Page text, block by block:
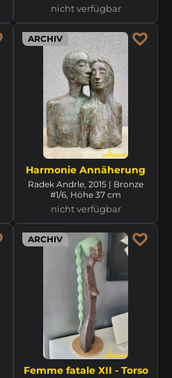
nicht verfügbar
ARCHIV
Harmonie Annäherung
Radek Andrle, 2015 | Bronze
#1/6, Höhe 37 cm
nicht verfügbar
ARCHIV
Femme fatale XII - Torso